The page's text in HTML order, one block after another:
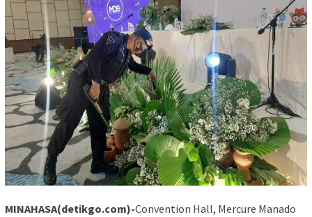
MINAHASA(detikgo.com)-Convention Hall, Mercure Manado